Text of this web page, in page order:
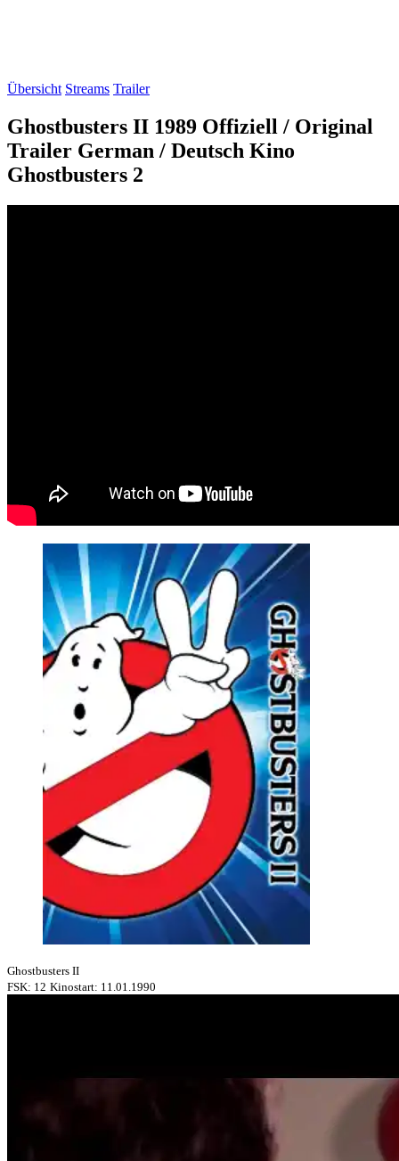
Übersicht Streams Trailer
Ghostbusters II 1989 Offiziell / Original
Trailer German / Deutsch Kino
Ghostbusters 2
Ghostbusters II
FSK: 12 Kinostart: 11.01.1990